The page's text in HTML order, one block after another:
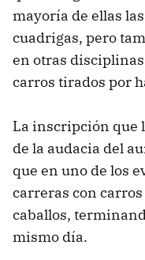
mayoría de ellas
cuadrigas, pero
en otras
carros tirados por
La inscripción que
de la audacia del
que en uno de los
carreras con
caballos,
mismo día.